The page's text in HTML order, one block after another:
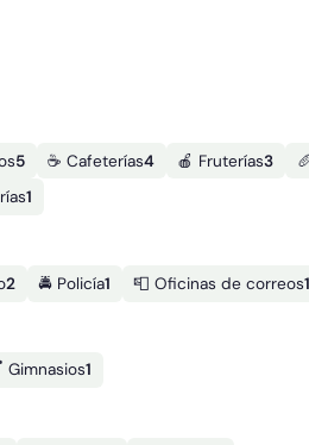
5 ☕ Cafeterías4 🍎 Fruterías3
1
2 🚔 Policía1 📮 Oficinas de correos1
1